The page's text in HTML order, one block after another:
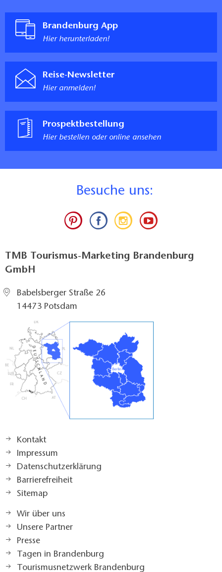
Brandenburg App
Hier herunterladen!
Reise-Newsletter
Hier anmelden!
Prospektbestellung
Hier bestellen oder online ansehen
Besuche uns:
TMB Tourismus-Marketing Brandenburg
GmbH
Babelsberger Straße 26
14473 Potsdam
Kontakt
Impressum
Datenschutzerklärung
Barrierefreiheit
Sitemap
Wir über uns
Unsere Partner
Presse
Tagen in Brandenburg
Tourismusnetzwerk Brandenburg